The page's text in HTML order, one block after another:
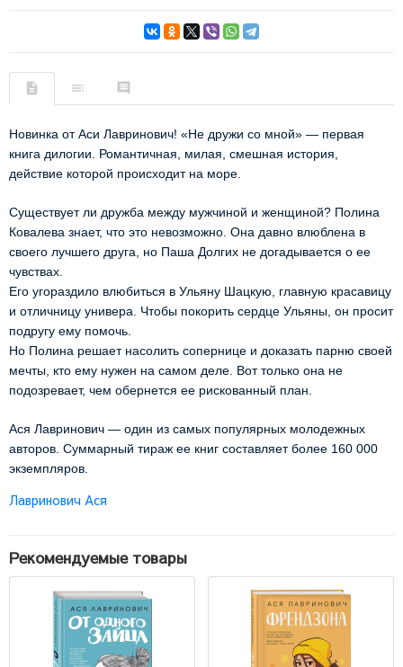
Новинка от Аси Лавринович! «Не дружи со мной» — первая
книга дилогии. Романтичная, милая, смешная история,
действие которой происходит на море.
Существует ли дружба между мужчиной и женщиной? Полина
Ковалева знает, что это невозможно. Она давно влюблена в
своего лучшего друга, но Паша Долгих не догадывается о ее
чувствах.
Его угораздило влюбиться в Ульяну Шацкую, главную красавицу
и отличницу универа. Чтобы покорить сердце Ульяны, он просит
подругу ему помочь.
Но Полина решает насолить сопернице и доказать парню своей
мечты, кто ему нужен на самом деле. Вот только она не
подозревает, чем обернется ее рискованный план.
Ася Лавринович — один из самых популярных молодежных
авторов. Суммарный тираж ее книг составляет более 160 000
экземпляров.
Лавринович Ася
Рекомендуемые товары